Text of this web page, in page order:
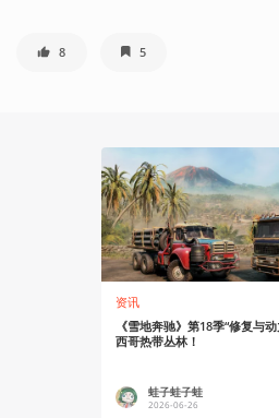
8 5
资讯
《雪地奔驰》第18季“修复与
西哥热带丛林！
蛙子蛙子蛙
2026-06-26